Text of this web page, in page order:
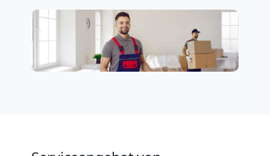
Beiladung
National